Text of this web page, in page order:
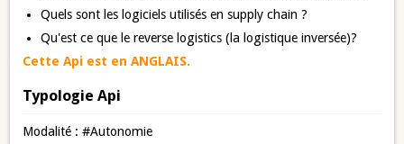
Quels sont les logiciels utilisés en supply chain ?
Qu'est ce que le reverse logistics (la logistique inversée)?
Cette Api est en ANGLAIS.
Typologie Api
Modalité : #Autonomie